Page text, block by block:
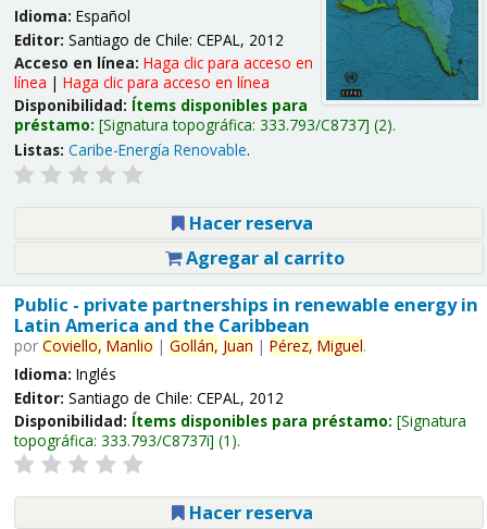
Idioma: Español
Editor: Santiago de Chile: CEPAL, 2012
Acceso en línea: Haga clic para acceso en
línea | Haga clic para acceso en línea
Disponibilidad: Ítems disponibles para
préstamo: Signatura topográfica: 333.793/C8737 (2).
Listas: Caribe-Energía Renovable.
Hacer reserva
Agregar al carrito
Public - private partnerships in renewable energy in
Latin America and the Caribbean
por Coviello, Manlio | Gollán, Juan | Pérez, Miguel.
Idioma: Inglés
Editor: Santiago de Chile: CEPAL, 2012
Disponibilidad: Ítems disponibles para préstamo: Signatura
topográfica: 333.793/C8737i (1).
Hacer reserva